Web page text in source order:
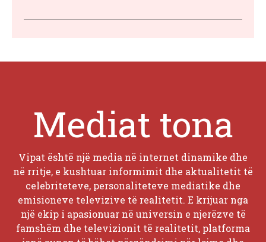
Mediat tona
Vipat është një media në internet dinamike dhe
në rritje, e kushtuar informimit dhe aktualitetit të
celebriteteve, personaliteteve mediatike dhe
emisioneve televizive të realitetit. E krijuar nga
një ekip i apasionuar në universin e njerëzve të
famshëm dhe televizionit të realitetit, platforma